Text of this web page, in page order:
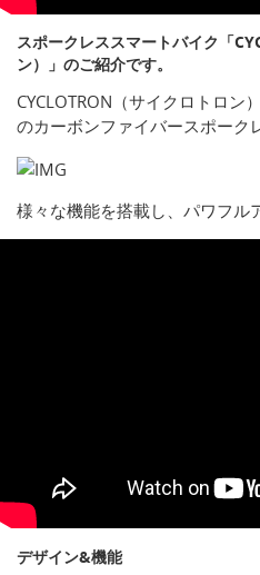
スポークレススマートバイク「
ン）」のご紹介です。
CYCLOTRON（サイクロトロン
のカーボンファイバースポーク
様々な機能を搭載し、パワフル
デザイン&機能